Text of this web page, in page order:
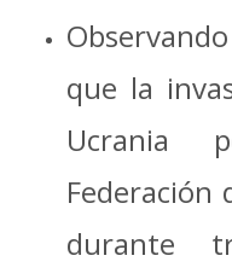
que la
Federación
durante